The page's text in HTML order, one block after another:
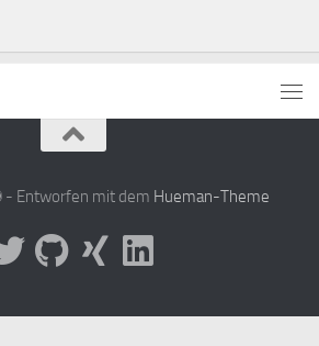
- Entworfen mit dem Hueman-Theme